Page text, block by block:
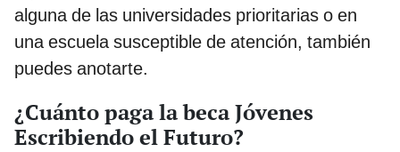
alguna de las universidades prioritarias o en
una escuela susceptible de atención, también
puedes anotarte.
¿Cuánto paga la beca Jóvenes
Escribiendo el Futuro?